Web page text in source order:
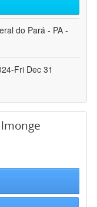
do Pará - PA -
Fri Dec 31